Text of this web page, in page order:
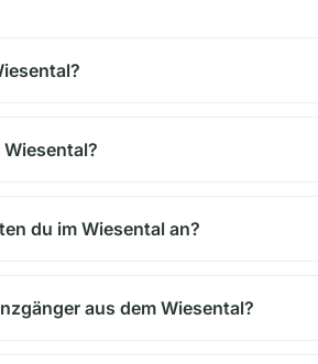
du im Wiesental an?
aus dem Wiesental?